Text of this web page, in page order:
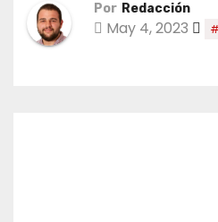
Por Redacción
May 4, 2023